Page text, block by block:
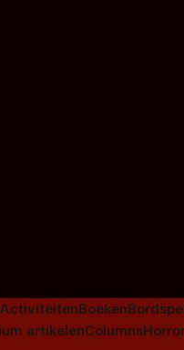
ActiviteitenBoeken
artikelenColumns